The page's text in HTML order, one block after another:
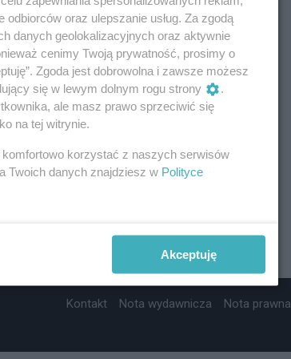
Kontakt Nota wydawnicza Nota prawna
oraz ulepszanie usług. Za zgodą
danych geolokalizacyjnych oraz aktywnie
cenimy Twoją prywatność, prosimy o
Zgoda jest dobrowolna i zawsze możesz
się w lewym dolnym rogu strony
.
ale masz prawo sprzeciwić się
na tej witrynie.
korzystać z naszych serwisów
Twoich danych znajdziesz w Polityce
Akceptuję